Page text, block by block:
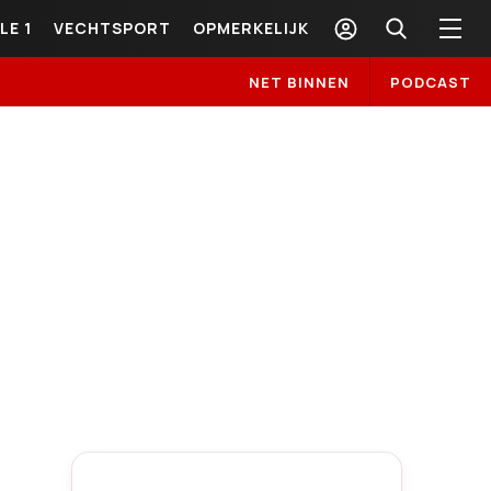
1 VECHTSPORT OPMERKELIJK
NET BINNEN PODCAST